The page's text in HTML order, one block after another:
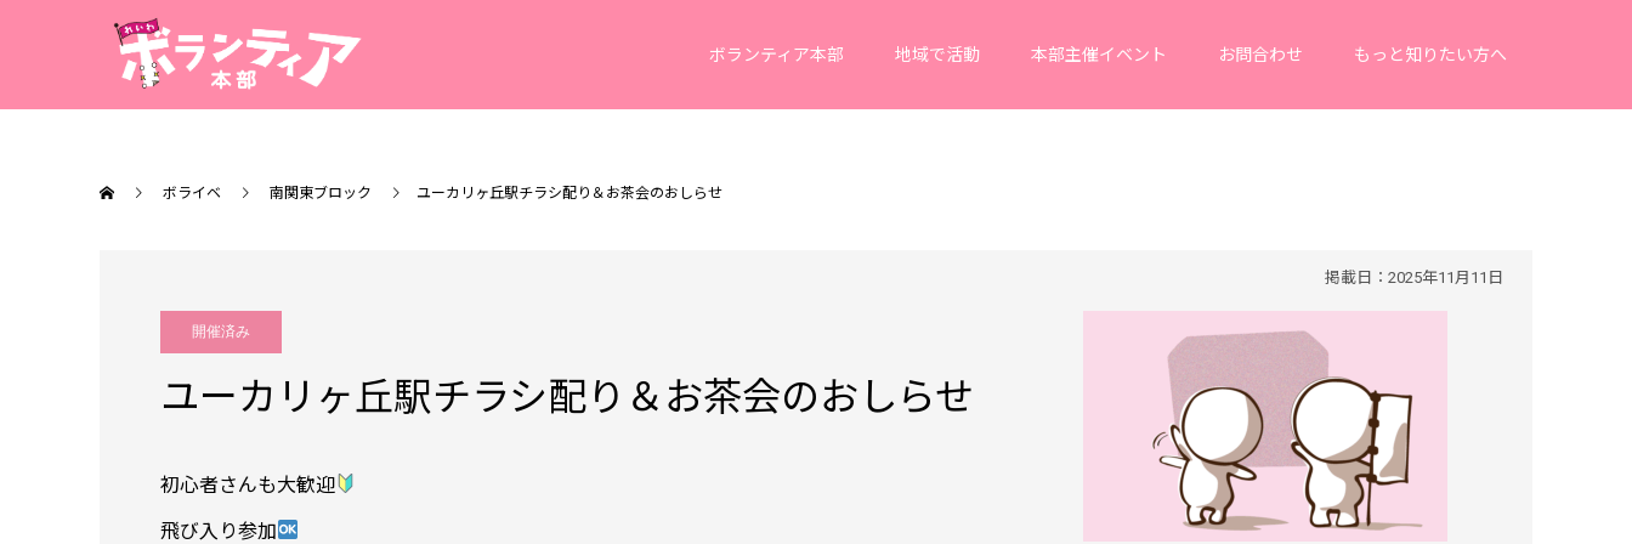
ボランティア本部 地域で活動 本部主催イベント お問合わせ もっと知りたい方へ
ボライベ 南関東ブロック ユーカリヶ丘駅チラシ配り＆お茶会のおしらせ
掲載日：2025年11月11日
開催済み
ユーカリヶ丘駅チラシ配り＆お茶会のおしらせ
初心者さんも大歓迎
飛び入り参加